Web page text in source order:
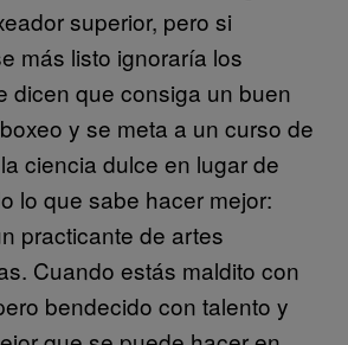
superior, pero si
más listo ignoraría los
dicen que consiga un buen
y se meta a un curso de
ciencia dulce en lugar de
lo que sabe hacer mejor:
practicante de artes
Cuando estás maldito con
bendecido con talento y